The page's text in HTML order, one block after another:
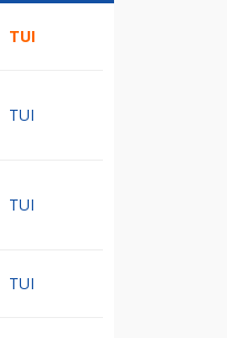
TUI
TUI
TUI
TUI